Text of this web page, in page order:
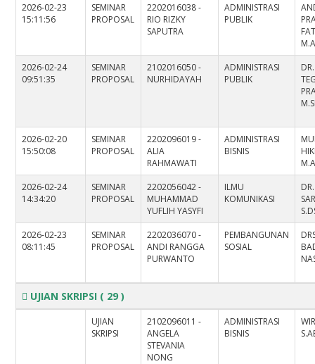
2026-02-23
15:11:56
SEMINAR
PROPOSAL
2202016038 -
RIO RIZKY
SAPUTRA
ADMINISTRASI
PUBLIK
2026-02-24
09:51:35
SEMINAR
PROPOSAL
2102016050 -
NURHIDAYAH
ADMINISTRASI
PUBLIK
2026-02-20
15:50:08
SEMINAR
PROPOSAL
2202096019 -
ALIA
RAHMAWATI
ADMINISTRASI
BISNIS
2026-02-24
14:34:20
SEMINAR
PROPOSAL
2202056042 -
MUHAMMAD
YUFLIH YASYFI
ILMU
KOMUNIKASI
2026-02-23
08:11:45
SEMINAR
PROPOSAL
2202036070 -
ANDI RANGGA
PURWANTO
PEMBANGUNAN
SOSIAL
UJIAN SKRIPSI ( 29 )
UJIAN
SKRIPSI
2102096011 -
ANGELA
STEVANIA
NONG
ADMINISTRASI
BISNIS